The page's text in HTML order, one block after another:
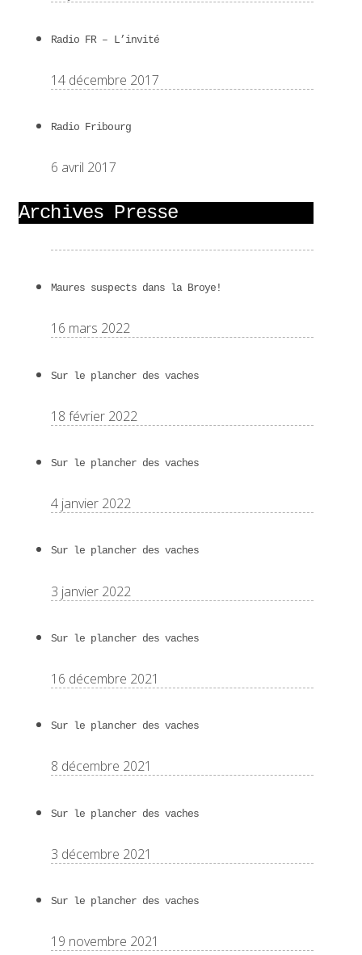
Radio FR – L’invité
14 décembre 2017
Radio Fribourg
6 avril 2017
Archives Presse
Maures suspects dans la Broye!
16 mars 2022
Sur le plancher des vaches
18 février 2022
Sur le plancher des vaches
4 janvier 2022
Sur le plancher des vaches
3 janvier 2022
Sur le plancher des vaches
16 décembre 2021
Sur le plancher des vaches
8 décembre 2021
Sur le plancher des vaches
3 décembre 2021
Sur le plancher des vaches
19 novembre 2021